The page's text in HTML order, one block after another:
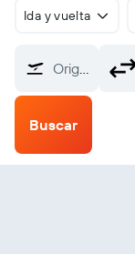
Ida y vuelta
Origen
Buscar